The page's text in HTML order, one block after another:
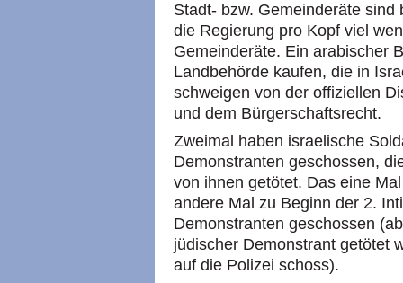
Stadt- bzw. Gemeinderäte
die Regierung pro Kopf viel
Gemeinderäte. Ein arabischer
Landbehörde kaufen, die in
schweigen von der offiziellen
und dem Bürgerschaftsrecht.
Zweimal haben israelische
Demonstranten geschossen,
von ihnen getötet. Das eine
andere Mal zu Beginn der 2.
Demonstranten geschossen
jüdischer Demonstrant getötet
auf die Polizei schoss).